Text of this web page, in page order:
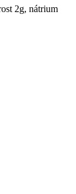
2g, nátrium